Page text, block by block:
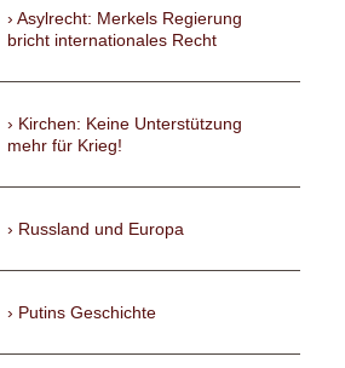
Asylrecht: Merkels Regierung
bricht internationales Recht
Kirchen: Keine Unterstützung
mehr für Krieg!
Russland und Europa
Putins Geschichte